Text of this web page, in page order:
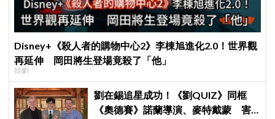
Disney+《殺人者的購物中心2》李棟旭進化2.0！世界觀
再延伸 岡田將生登場竟殺了「他」
韓劇
劉在錫追星成功！《劉QUIZ》同框
《奧德賽》諾蘭導演、麥特戴蒙 害